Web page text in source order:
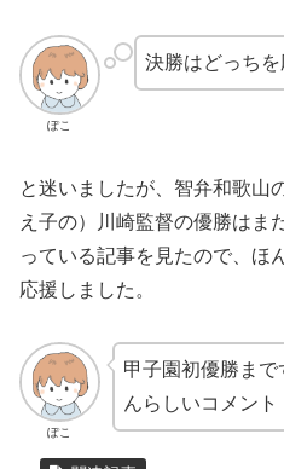
ぽこ
決勝はどっち
と迷いましたが、智弁和歌山
え子の）川崎監督の優勝はま
っている記事を見たので、ほ
応援しました。
ぽこ
甲子園初優勝まで
んらしいコメント